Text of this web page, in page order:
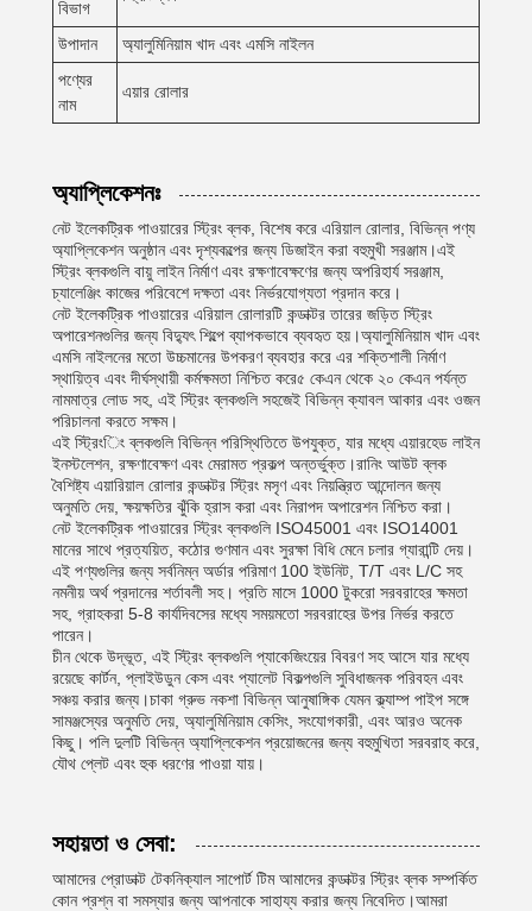
বিভাগ
উপাদান
অ্যালুমিনিয়াম খাদ এবং এমসি নাইলন
পণ্যের
নাম
এয়ার রোলার
অ্যাপ্লিকেশনঃ
নেট ইলেকট্রিক পাওয়ারের স্ট্রিং ব্লক, বিশেষ করে এরিয়াল রোলার, বিভিন্ন পণ্য
অ্যাপ্লিকেশন অনুষ্ঠান এবং দৃশ্যকল্পের জন্য ডিজাইন করা বহুমুখী সরঞ্জাম।এই
স্ট্রিং ব্লকগুলি বায়ু লাইন নির্মাণ এবং রক্ষণাবেক্ষণের জন্য অপরিহার্য সরঞ্জাম,
চ্যালেঞ্জিং কাজের পরিবেশে দক্ষতা এবং নির্ভরযোগ্যতা প্রদান করে।
নেট ইলেকট্রিক পাওয়ারের এরিয়াল রোলারটি কন্ডাক্টর তারের জড়িত স্ট্রিং
অপারেশনগুলির জন্য বিদ্যুৎ শিল্পে ব্যাপকভাবে ব্যবহৃত হয়।অ্যালুমিনিয়াম খাদ এবং
এমসি নাইলনের মতো উচ্চমানের উপকরণ ব্যবহার করে এর শক্তিশালী নির্মাণ
স্থায়িত্ব এবং দীর্ঘস্থায়ী কর্মক্ষমতা নিশ্চিত করে৫ কেএন থেকে ২০ কেএন পর্যন্ত
নামমাত্র লোড সহ, এই স্ট্রিং ব্লকগুলি সহজেই বিভিন্ন ক্যাবল আকার এবং ওজন
পরিচালনা করতে সক্ষম।
এই স্ট্রিংিং ব্লকগুলি বিভিন্ন পরিস্থিতিতে উপযুক্ত, যার মধ্যে এয়ারহেড লাইন
ইনস্টলেশন, রক্ষণাবেক্ষণ এবং মেরামত প্রকল্প অন্তর্ভুক্ত।রানিং আউট ব্লক
বৈশিষ্ট্য এয়ারিয়াল রোলার কন্ডাক্টর স্ট্রিং মসৃণ এবং নিয়ন্ত্রিত আন্দোলন জন্য
অনুমতি দেয়, ক্ষয়ক্ষতির ঝুঁকি হ্রাস করা এবং নিরাপদ অপারেশন নিশ্চিত করা।
নেট ইলেকট্রিক পাওয়ারের স্ট্রিং ব্লকগুলি ISO45001 এবং ISO14001
মানের সাথে প্রত্যয়িত, কঠোর গুণমান এবং সুরক্ষা বিধি মেনে চলার গ্যারান্টি দেয়।
এই পণ্যগুলির জন্য সর্বনিম্ন অর্ডার পরিমাণ 100 ইউনিট, T/T এবং L/C সহ
নমনীয় অর্থ প্রদানের শর্তাবলী সহ। প্রতি মাসে 1000 টুকরো সরবরাহের ক্ষমতা
সহ, গ্রাহকরা 5-8 কার্যদিবসের মধ্যে সময়মতো সরবরাহের উপর নির্ভর করতে
পারেন।
চীন থেকে উদ্ভূত, এই স্ট্রিং ব্লকগুলি প্যাকেজিংয়ের বিবরণ সহ আসে যার মধ্যে
রয়েছে কার্টন, প্লাইউডুন কেস এবং প্যালেট বিকল্পগুলি সুবিধাজনক পরিবহন এবং
সঞ্চয় করার জন্য।চাকা গ্রুভ নকশা বিভিন্ন আনুষাঙ্গিক যেমন ক্ল্যাম্প পাইপ সঙ্গে
সামঞ্জস্যের অনুমতি দেয়, অ্যালুমিনিয়াম কেসিং, সংযোগকারী, এবং আরও অনেক
কিছু। পলি দুলটি বিভিন্ন অ্যাপ্লিকেশন প্রয়োজনের জন্য বহুমুখিতা সরবরাহ করে,
যৌথ প্লেট এবং হুক ধরণের পাওয়া যায়।
সহায়তা ও সেবা:
আমাদের প্রোডাক্ট টেকনিক্যাল সাপোর্ট টিম আমাদের কন্ডাক্টর স্ট্রিং ব্লক সম্পর্কিত
কোন প্রশ্ন বা সমস্যার জন্য আপনাকে সাহায্য করার জন্য নিবেদিত।আমরা